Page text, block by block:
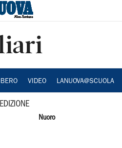
VIDEO LANUOVA@SCUOLA
Nuoro